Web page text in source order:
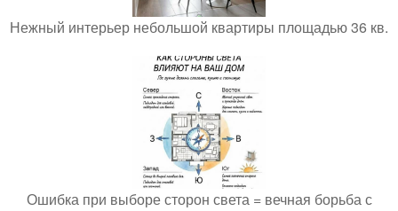
Нежный интерьер небольшой квартиры площадью 36 кв.
Ошибка при выборе сторон света = вечная борьба с